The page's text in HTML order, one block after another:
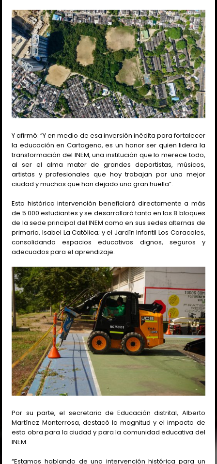
Y afirmó: “Y en medio de esa inversión inédita para fortalecer
la educación en Cartagena, es un honor ser quien lidera la
transformación del INEM, una institución que lo merece todo,
al ser el alma mater de grandes deportistas, músicos,
artistas y profesionales que hoy trabajan por una mejor
ciudad y muchos que han dejado una gran huella”.
Esta histórica intervención beneficiará directamente a más
de 5.000 estudiantes y se desarrollará tanto en los 8 bloques
de la sede principal del INEM como en sus sedes alternas de
primaria, Isabel La Católica; y el Jardín Infantil Los Caracoles,
consolidando espacios educativos dignos, seguros y
adecuados para el aprendizaje.
Por su parte, el secretario de Educación distrital, Alberto
Martínez Monterrosa, destacó la magnitud y el impacto de
esta obra para la ciudad y para la comunidad educativa del
INEM.
“Estamos hablando de una intervención histórica para un